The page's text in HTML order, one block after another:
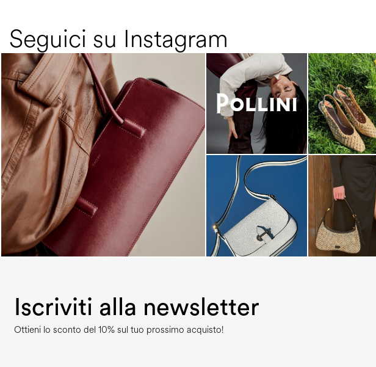
Seguici su Instagram
Classy, sassy, trendy - the new Pollini Lady Bag is
Iscriviti alla newsletter
Ottieni lo sconto del 10% sul tuo prossimo acquisto!